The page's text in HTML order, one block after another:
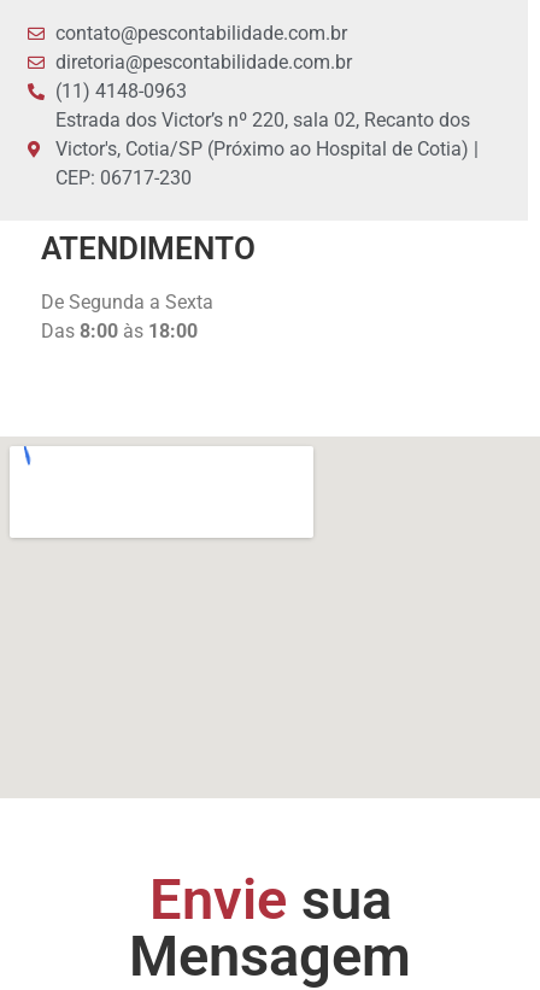
contato@pescontabilidade.com.br
diretoria@pescontabilidade.com.br
(11) 4148-0963
Estrada dos Victor’s nº 220, sala 02, Recanto dos
Victor's, Cotia/SP (Próximo ao Hospital de Cotia) |
CEP: 06717-230
ATENDIMENTO
De Segunda a Sexta
Das 8:00 às 18:00
Envie sua
Mensagem